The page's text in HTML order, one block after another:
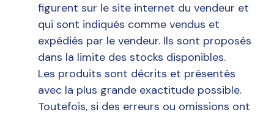
figurent sur le site internet du vendeur et
qui sont indiqués comme vendus et
expédiés par le vendeur. Ils sont proposés
dans la limite des stocks disponibles.
Les produits sont décrits et présentés
avec la plus grande exactitude possible.
Toutefois, si des erreurs ou omissions ont